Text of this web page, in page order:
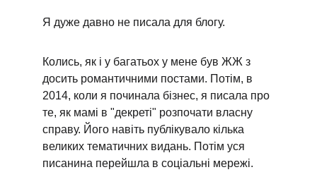
Я дуже давно не писала для блогу.
Колись, як і у багатьох у мене був ЖЖ з
досить романтичними постами. Потім, в
2014, коли я починала бізнес, я писала про
те, як мамі в "декреті" розпочати власну
справу. Його навіть публікувало кілька
великих тематичних видань. Потім уся
писанина перейшла в соціальні мережі.